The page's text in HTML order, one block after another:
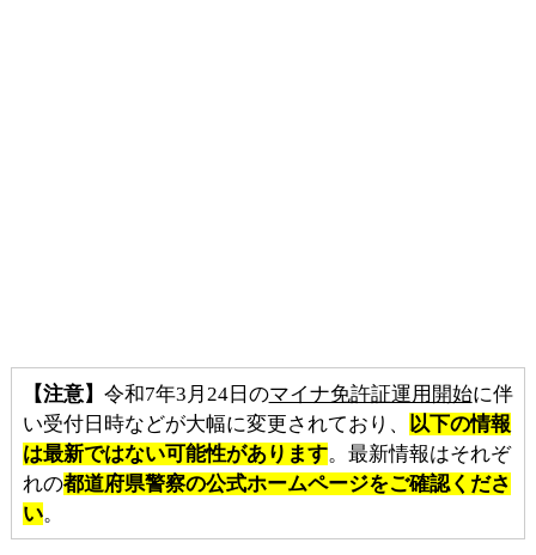
【注意】 令和7年3月24日のマイナ免許証運用開始に伴
い受付日時などが大幅に変更されており、
以下の情報
は最新ではない可能性があります。最新情報はそれぞ
れの都道府県警察の公式ホームページをご確認くださ
い。